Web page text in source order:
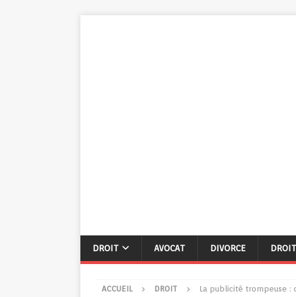
DROIT AVOCAT DIVORCE
ACCUEIL DROIT La publicité trompeuse :